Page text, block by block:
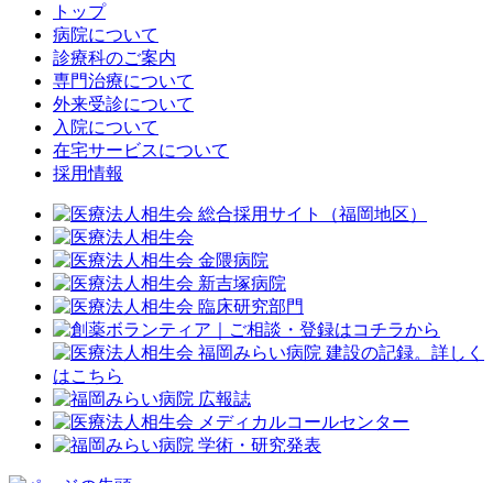
トップ
病院について
診療科のご案内
専門治療について
外来受診について
入院について
在宅サービスについて
採用情報